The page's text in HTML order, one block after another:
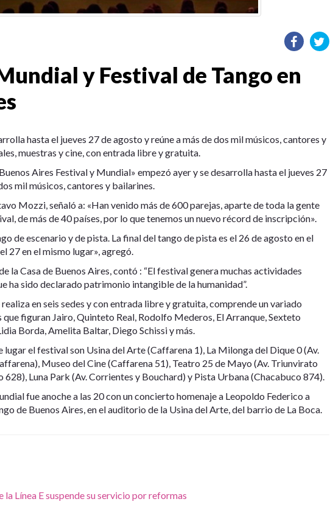
y Festival de Tango en
hasta el jueves 27 de agosto y reúne a más de dos mil músicos, cantores y
muestras y cine, con entrada libre y gratuita.
Aires Festival y Mundial» empezó ayer y se desarrolla hasta el jueves 27
mil músicos, cantores y bailarines.
Mozzi, señaló a: «Han venido más de 600 parejas, aparte de toda la gente
de más de 40 países, por lo que tenemos un nuevo récord de inscripción».
de escenario y de pista. La final del tango de pista es el 26 de agosto en el
27 en el mismo lugar», agregó.
la Casa de Buenos Aires, contó : “El festival genera muchas actividades
ha sido declarado patrimonio intangible de la humanidad”.
en seis sedes y con entrada libre y gratuita, comprende un variado
figuran Jairo, Quinteto Real, Rodolfo Mederos, El Arranque, Sexteto
Borda, Amelita Baltar, Diego Schissi y más.
lugar el festival son Usina del Arte (Caffarena 1), La Milonga del Dique 0 (Av.
Museo del Cine (Caffarena 51), Teatro 25 de Mayo (Av. Triunvirato
Luna Park (Av. Corrientes y Bouchard) y Pista Urbana (Chacabuco 874).
fue anoche a las 20 con un concierto homenaje a Leopoldo Federico a
de Buenos Aires, en el auditorio de la Usina del Arte, del barrio de La Boca.
la Línea E suspende su servicio por reformas